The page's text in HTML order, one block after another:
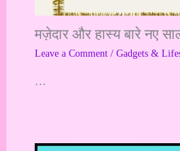
मज़ेदार और हास्य बारे नए
Leave a Comment / Gadgets &
…